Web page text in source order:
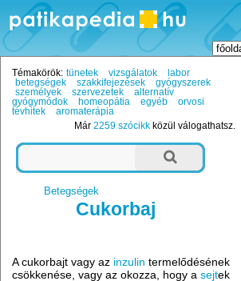
Témakörök: tünetek vizsgálatok
labor
betegségek
szakkifejezések
gyógyszerek
személyek
szervezetek
alternatív
gyógymódok
homeopátia egyéb
orvosi
tévhitek
aromaterápia
Már2259 szócikk közül válogathatsz.
Betegségek
Cukorbaj
A cukorbajt vagy az inzulin termelődésének
csökkenése, vagy az okozza, hogy asejtek